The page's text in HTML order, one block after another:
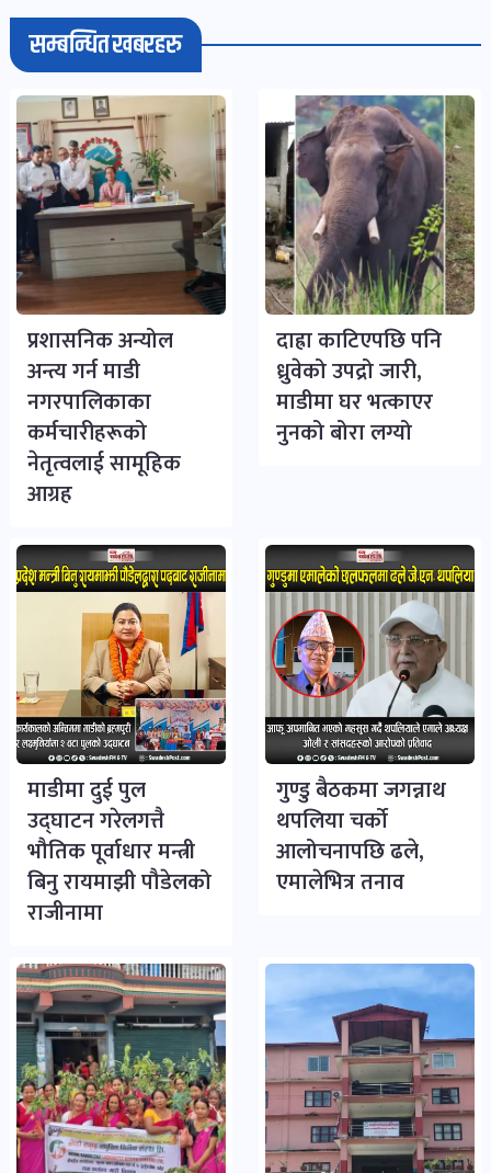
सम्बन्धित खबरहरु
प्रशासनिक अन्योल
अन्त्य गर्न माडी
नगरपालिकाका
कर्मचारीहरूको
नेतृत्वलाई सामूहिक
आग्रह
दाह्रा काटिएपछि पनि
ध्रुवेको उपद्रो जारी,
माडीमा घर भत्काएर
नुनको बोरा लग्यो
माडीमा दुई पुल
उद्घाटन गरेलगत्तै
भौतिक पूर्वाधार मन्त्री
बिनु रायमाझी पौडेलको
राजीनामा
गुण्डु बैठकमा जगन्नाथ
थपलिया चर्को
आलोचनापछि ढले,
एमालेभित्र तनाव